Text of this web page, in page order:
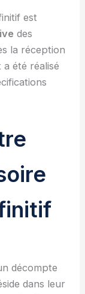
est
des
la réception
été réalisé
décompte
dans leur